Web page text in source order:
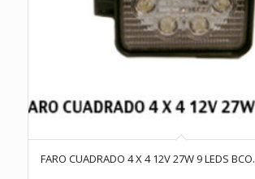
FARO CUADRADO 4 X 4 12V 27W 9 LEDS BCO.